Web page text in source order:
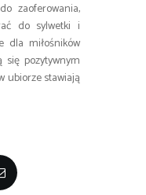
zaoferowania,
do sylwetki i
dla miłośników
pozytywnym
ubiorze stawiają